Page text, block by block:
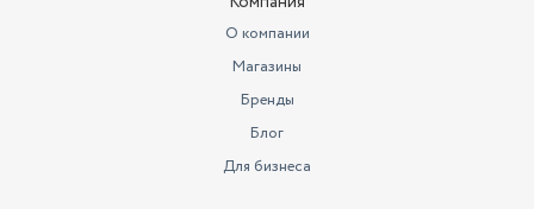
О компании
Магазины
Бренды
Блог
Для бизнеса